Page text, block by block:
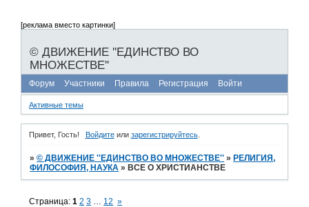
[реклама вместо картинки]
© ДВИЖЕНИЕ ''ЕДИНСТВО ВО
МНОЖЕСТВЕ''
Форум Участники Правила Регистрация Войти
Активные темы
Привет, Гость! Войдитеили зарегистрируйтесь.
»© ДВИЖЕНИЕ ''ЕДИНСТВО ВО МНОЖЕСТВЕ'' » РЕЛИГИЯ,
ФИЛОСОФИЯ, НАУКА » ВСЕ О ХРИСТИАНСТВЕ
Страница:1 2 3 12 »